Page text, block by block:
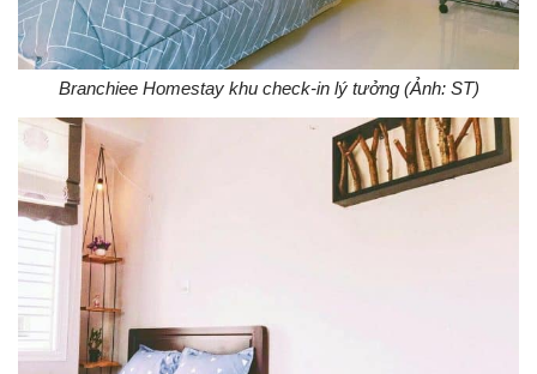
Branchiee Homestay khu check-in lý tưởng (Ảnh: ST)